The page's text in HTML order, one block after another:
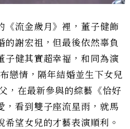
《流金歲月》裡，董子健飾
的謝宏祖，但最後依然辜負
子健其實超幸福，和同為演
戀情，隔年結婚並生下女兒
，在最新參與的綜藝《恰好
，看到雙子座流星雨，就馬
希望女兒的才藝表演順利。